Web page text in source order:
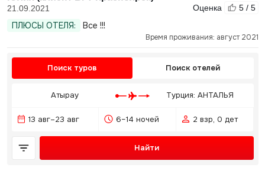
21.09.2021 Оценка 5 / 5
ПЛЮСЫ ОТЕЛЯ: Все !!!
Время проживания: август 2021
Поиск туров Поиск отелей
Атырау Турция: АНТАЛЬЯ
13 авг–23 авг 6–14 ночей 2 взр, 0 дет
Найти